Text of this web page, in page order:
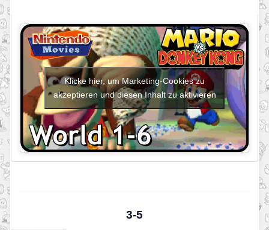
Klicke hier, um Marketing-Cookies zu
akzeptieren und diesen Inhalt zu aktivieren
3-5